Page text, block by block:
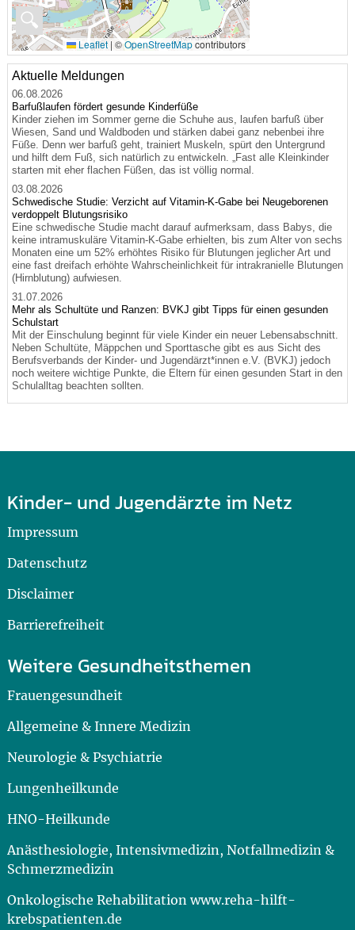
🔍
Leaflet | ©OpenStreetMapcontributors
Aktuelle Meldungen
06.08.2026
Barfußlaufen fördert gesunde Kinderfüße
Kinder ziehen im Sommer gerne die Schuhe aus, laufen barfuß über
Wiesen, Sand und Waldboden und stärken dabei ganz nebenbei ihre
Füße. Denn wer barfuß geht, trainiert Muskeln, spürt den Untergrund
und hilft dem Fuß, sich natürlich zu entwickeln. „Fast alle Kleinkinder
starten mit eher flachen Füßen, das ist völlig normal.
03.08.2026
Schwedische Studie: Verzicht auf Vitamin-K-Gabe bei Neugeborenen
verdoppelt Blutungsrisiko
Eine schwedische Studie macht darauf aufmerksam, dass Babys, die
keine intramuskuläre Vitamin-K-Gabe erhielten, bis zum Alter von sechs
Monaten eine um 52% erhöhtes Risiko für Blutungen jeglicher Art und
eine fast dreifach erhöhte Wahrscheinlichkeit für intrakranielle Blutungen
(Hirnblutung) aufwiesen.
31.07.2026
Mehr als Schultüte und Ranzen: BVKJ gibt Tipps für einen gesunden
Schulstart
Mit der Einschulung beginnt für viele Kinder ein neuer Lebensabschnitt.
Neben Schultüte, Mäppchen und Sporttasche gibt es aus Sicht des
Berufsverbands der Kinder- und Jugendärzt*innen e.V. (BVKJ) jedoch
noch weitere wichtige Punkte, die Eltern für einen gesunden Start in den
Schulalltag beachten sollten.
Kinder- und Jugendärzte im Netz
Impressum
Datenschutz
Disclaimer
Barrierefreiheit
Weitere Gesundheitsthemen
Frauengesundheit
Allgemeine & Innere Medizin
Neurologie & Psychiatrie
Lungenheilkunde
HNO-Heilkunde
Anästhesiologie, Intensivmedizin, Notfallmedizin &
Schmerzmedizin
Onkologische Rehabilitation www.reha-hilft-
krebspatienten.de